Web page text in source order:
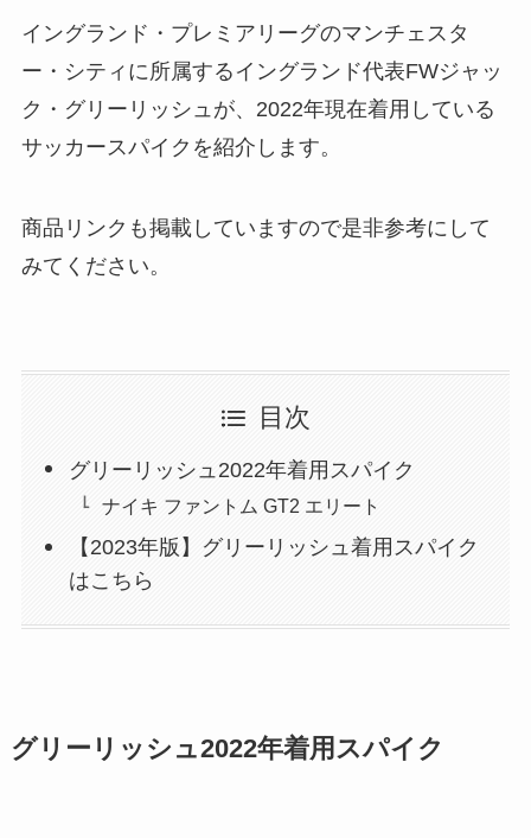
イングランド・プレミアリーグのマンチェスタ
ー・シティに所属するイングランド代表FWジャッ
ク・グリーリッシュが、2022年現在着用している
サッカースパイクを紹介します。
商品リンクも掲載していますので是非参考にして
みてください。
目次
グリーリッシュ2022年着用スパイク
ナイキ ファントム GT2 エリート
【2023年版】グリーリッシュ着用スパイク
はこちら
グリーリッシュ2022年着用スパイク